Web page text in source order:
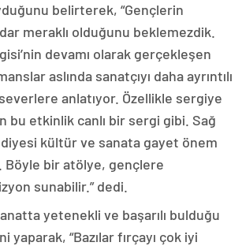
belirterek, “Gençlerin
meraklı olduğunu beklemezdik.
devamı olarak gerçekleşen
aslında sanatçıyı daha ayrıntılı
anlatıyor. Özellikle sergiye
bu etkinlik canlı bir sergi gibi. Sağ
kültür ve sanata gayet önem
bir atölye, gençlere
sunabilir.” dedi.
yetenekli ve başarılı bulduğu
“Bazılar fırçayı çok iyi